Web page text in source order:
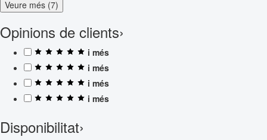
Veure més (7)
Opinions de clients›
i més
i més
i més
i més
Disponibilitat›